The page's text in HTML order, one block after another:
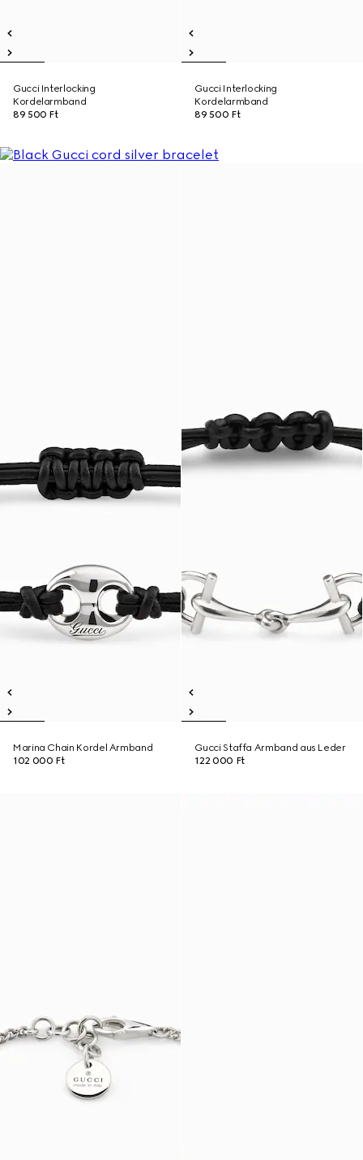
Gucci Interlocking
Kordelarmband
89 500 Ft
Gucci Interlocking
Kordelarmband
89 500 Ft
Marina Chain Kordel Armband
102 000 Ft
Gucci Staffa Armband aus Leder
122 000 Ft